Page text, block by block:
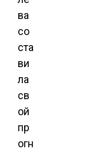
ва
со
ста
ви
ла
св
ой
пр
огн